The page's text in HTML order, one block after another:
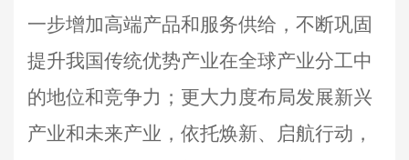
一步增加高端产品和服务供给，不断巩固
提升我国传统优势产业在全球产业分工中
的地位和竞争力；更大力度布局发展新兴
产业和未来产业，依托焕新、启航行动，